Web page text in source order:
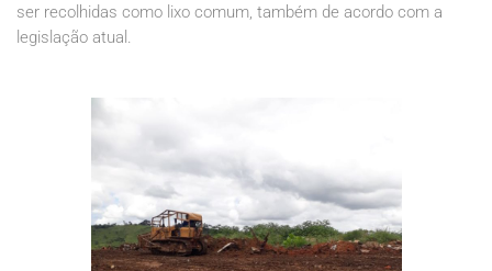
ser recolhidas como lixo comum, também de acordo com a
legislação atual.